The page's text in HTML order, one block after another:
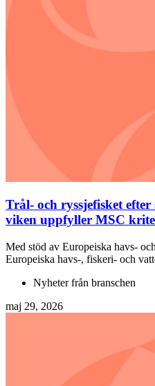
Trål- och ryssjefisket
viken uppfyller MSC
Med stöd av Europeiska havs-
Europeiska havs-, fiskeri- och
Nyheter från branschen
maj 29, 2026